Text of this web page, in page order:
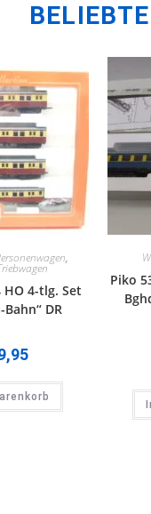
,
HO 4-tlg. Set
Bahn“ DR
Piko